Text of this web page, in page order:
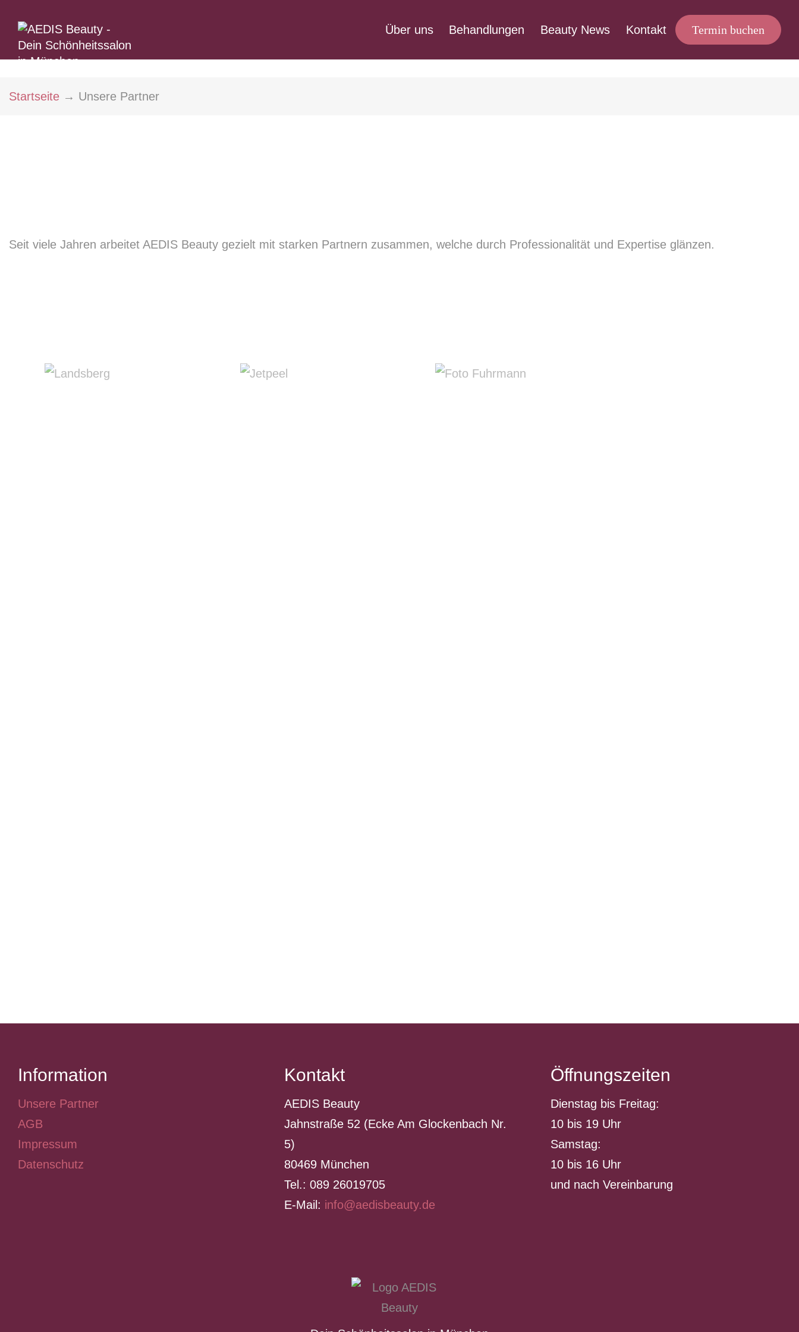
Über uns Behandlungen Beauty News Kontakt Termin buchen
Startseite → Unsere Partner
Seit viele Jahren arbeitet AEDIS Beauty gezielt mit starken Partnern zusammen, welche durch Professionalität und Expertise glänzen.
Information
Unsere Partner
AGB
Impressum
Datenschutz
Kontakt
AEDIS Beauty
Jahnstraße 52 (Ecke Am Glockenbach Nr.
5)
80469 München
Tel.: 089 26019705
E-Mail: info@aedisbeauty.de
Öffnungszeiten
Dienstag bis Freitag:
10 bis 19 Uhr
Samstag:
10 bis 16 Uhr
und nach Vereinbarung